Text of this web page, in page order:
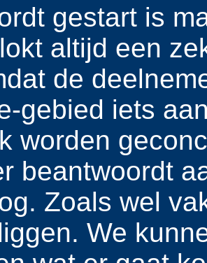
gestart is
altijd een
de
gebied iets
worden
beantwoordt
Zoals wel
We